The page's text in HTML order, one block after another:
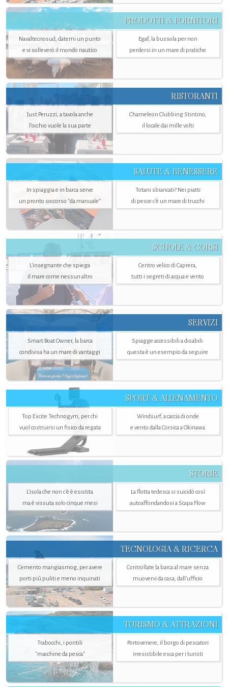
PRODOTTI & FORNITORI
Navaltecnosud, datemi un punto
e vi solleverò il mondo nautico
Egaf, la bussola per non
perdersi in un mare di pratiche
RISTORANTI
Just Peruzzi, a tavola anche
l’occhio vuole la sua parte
Chameleon Clubbing Stintino,
il locale dai mille volti
SALUTE & BENESSERE
In spiaggia e in barca serve
un pronto soccorso "da manuale"
Totani sbiancati? Nei piatti
di pesce c'è un mare di trucchi
SCUOLE & CORSI
L'insegnante che spiega
il mare come nessun altro
Centro velico di Caprera,
tutti i segreti di acqua e vento
SERVIZI
Smart Boat Owner, la barca
condivisa ha un mare di vantaggi
Spiagge accessibili a disabili:
questa è un esempio da seguire
SPORT & ALLENAMENTO
Top Excite Technogym, per chi
vuol costruirsi un fisico da regata
Windsurf, a caccia di onde
e vento dalla Corsica a Okinawa
STORIE
L’isola che non c'è è esistita
ma è vissuta solo cinque mesi
La flotta tedesca si suicidò così
autoaffondandosi a Scapa Flow
TECNOLOGIA & RICERCA
Cemento mangiasmog, per avere
porti più puliti e meno inquinati
Controllate la barca al mare senza
muovervi da casa, dall’ufficio
TURISMO & ATTRAZIONI
Trabocchi, i pontili
"macchine da pesca"
Portovenere, il borgo di pescatori
irresistibile esca per i turisti